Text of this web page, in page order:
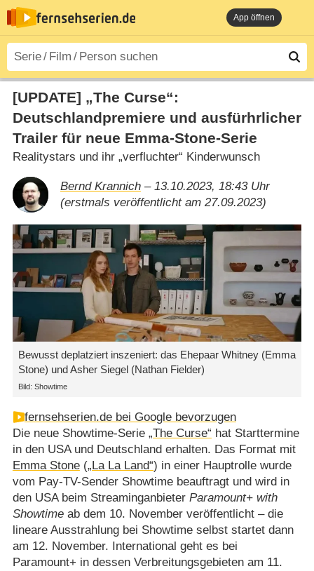
App öffnen
[UPDATE] „The Curse“:
Deutschlandpremiere und ausfürhrlicher
Trailer für neue Emma-Stone-Serie
Realitystars und ihr „verfluchter“ Kinderwunsch
Bernd Krannich– 13.10.2023, 18:43 Uhr
(erstmals veröffentlicht am 27.09.2023)
Bewusst deplatziert inszeniert: das Ehepaar Whitney (Emma
Stone) und Asher Siegel (Nathan Fielder)
Bild: Showtime
fernsehserien.de bei Google bevorzugen
Die neue Showtime-Serie „The Curse“ hat Starttermine
in den USA und Deutschland erhalten. Das Format mit
Emma Stone(„La La Land“) in einer Hauptrolle wurde
vom Pay-TV-Sender Showtime beauftragt und wird in
den USA beim Streaminganbieter Paramount+ with
Showtimeab dem 10. November veröffentlicht – die
lineare Ausstrahlung bei Showtime selbst startet dann
am 12. November. International geht es bei
Paramount+ in dessen Verbreitungsgebieten am 11.